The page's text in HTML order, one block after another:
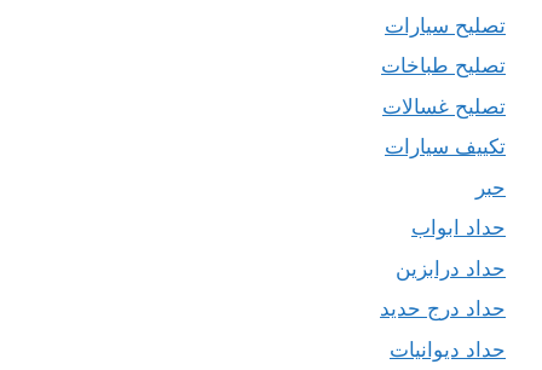
تصليح سيارات
تصليح طباخات
تصليح غسالات
تكييف سيارات
حبر
حداد ابواب
حداد درابزين
حداد درج حديد
حداد ديوانيات